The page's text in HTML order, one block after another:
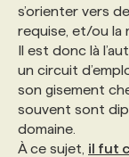
s’orienter vers
requise, et/ou la
Il est donc là
un circuit
son gisement
souvent sont
domaine.
À ce sujet, il fut